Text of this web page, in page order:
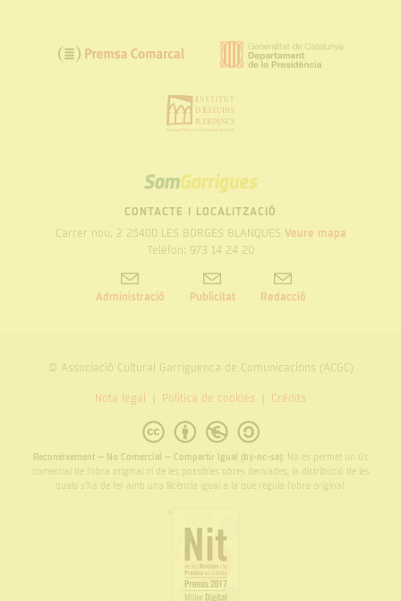
SOM
GARRIGUES
CONTACTE I LOCALITZACIÓ
Carrer nou, 2 25400 LES BORGES BLANQUES Veure mapa
Telèfon: 973 14 24 20
Administració Publicitat Redacció
© Associació Cultural Garriguenca de Comunicacions (ACGC)
Nota legal Politica de cookies Crèdits
Reconeixement – No Comercial – Compartir Igual (by-nc-sa): No es permet un ús
comercial de l’obra original ni de les possibles obres derivades, la distribució de les
quals s’ha de fer amb una llicència igual a la que regula l’obra original.